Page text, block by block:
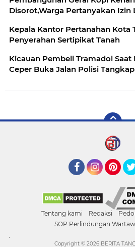
Disorot,Warga Pertanyakan Izin
Kepala Kantor Pertanahan Kota
Penyerahan Sertipikat Tanah
Kicauan Pembeli Tramadol Saat
Ceper Buka Jalan Polisi
Tentang kami Redaksi
SOP Perlindungan
.
Copyright © 2026 BERITA